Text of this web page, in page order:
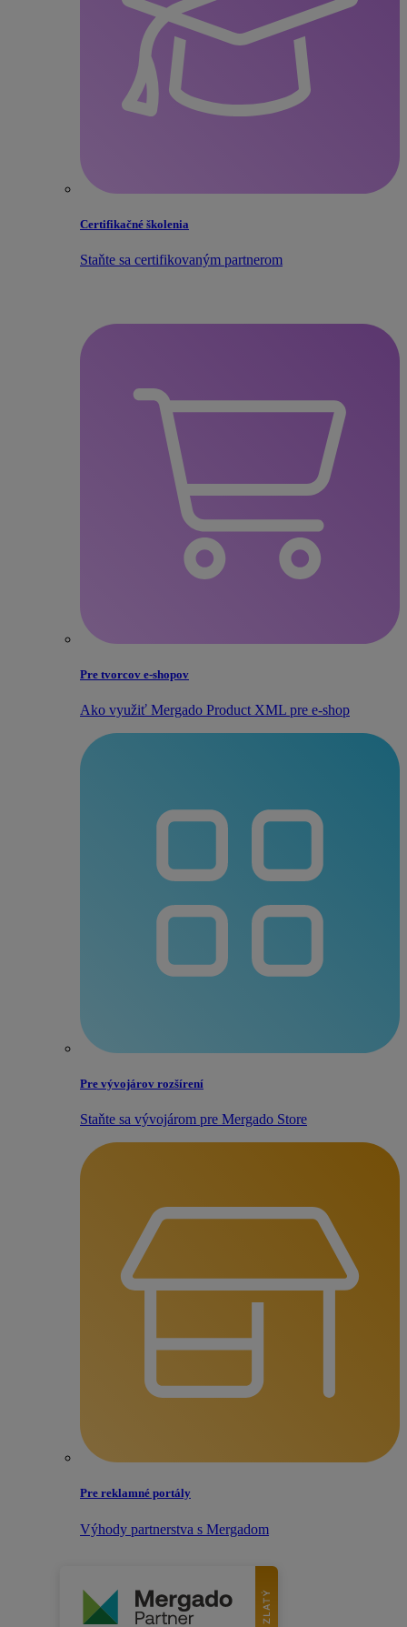
Certifikačné školenia
Staňte sa certifikovaným partnerom
Pre tvorcov e‑shopov
Ako využiť Mergado Product XML pre e‑shop
Pre vývojárov rozšírení
Staňte sa vývojárom pre Mergado Store
Pre reklamné portály
Výhody partnerstva s Mergadom